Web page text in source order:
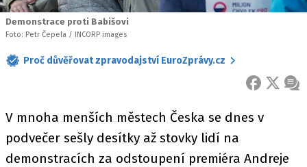
Demonstrace proti Babišovi
Foto: Petr Čepela / INCORP images
Proč důvěřovat zpravodajství EuroZprávy.cz
FACEBOOK
X
V mnoha menších městech Česka se dnes v
podvečer sešly desítky až stovky lidí na
demonstracích za odstoupení premiéra Andreje